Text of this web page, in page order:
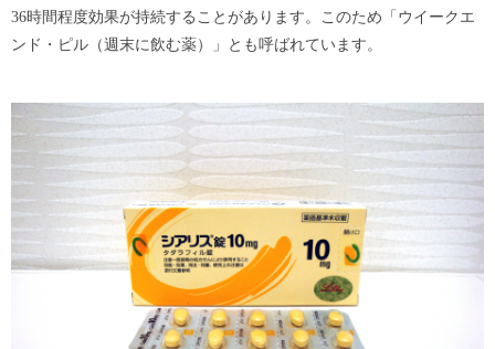
36時間程度効果が持続することがあります。このため「ウイークエ
ンド・ピル（週末に飲む薬）」とも呼ばれています。